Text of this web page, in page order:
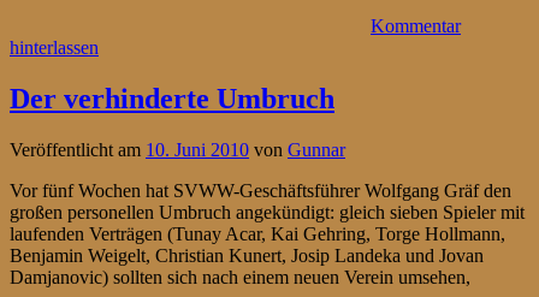
Kommentar
hinterlassen
Der verhinderte Umbruch
Veröffentlicht am 10. Juni 2010 von Gunnar
Vor fünf Wochen hat SVWW-Geschäftsführer Wolfgang Gräf den
großen personellen Umbruch angekündigt: gleich sieben Spieler mit
laufenden Verträgen (Tunay Acar, Kai Gehring, Torge Hollmann,
Benjamin Weigelt, Christian Kunert, Josip Landeka und Jovan
Damjanovic) sollten sich nach einem neuen Verein umsehen,